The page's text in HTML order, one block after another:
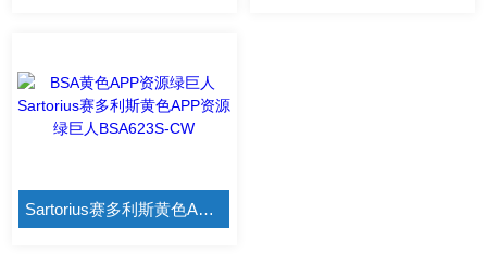
Sartorius赛多利斯黄色APP资源绿巨人BSA623S-CW